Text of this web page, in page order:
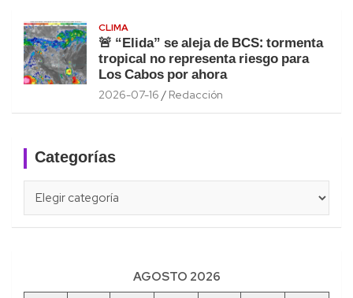
CLIMA
🚨 “Elida” se aleja de BCS: tormenta
tropical no representa riesgo para
Los Cabos por ahora
2026-07-16 Redacción
Categorías
AGOSTO 2026